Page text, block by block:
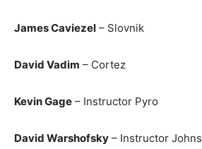
James Caviezel – Slovnik
David Vadim – Cortez
Kevin Gage – Instructor Pyro
David Warshofsky – Instructor Johns